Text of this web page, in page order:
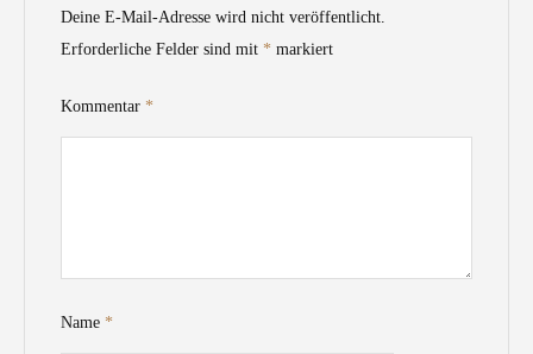
Deine E-Mail-Adresse wird nicht veröffentlicht.
Erforderliche Felder sind mit * markiert
Kommentar *
Name *